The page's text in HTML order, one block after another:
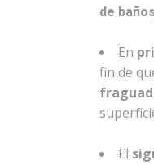
de baños
En
fin de
El